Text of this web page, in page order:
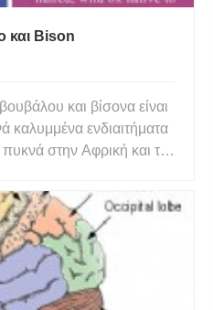
και Bison
και βίσονα είναι
καλυμμένα ενδιαιτήματα
στην Αφρική και τη
στη Βόρεια Αμερική
εντοπιστεί η διαφορά